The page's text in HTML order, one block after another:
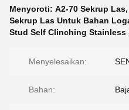
Menyoroti: A2-70 Sekrup Las,
Sekrup Las Untuk Bahan
Stud Self Clinching Stainless
Menyelesaikan:
Bahan: